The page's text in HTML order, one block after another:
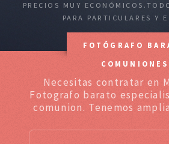
PRECIOS MUY
PARA PARTICULARES Y
FOTÓGRAFO
COMUNIONES
Necesitas contratar en
Fotografo barato
comunion. Tenemos